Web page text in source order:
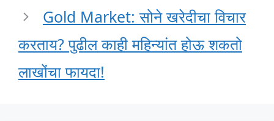
Gold Market: सोने खरेदीचा विचार
करताय? पुढील काही महिन्यांत होऊ शकतो
लाखोंचा फायदा!